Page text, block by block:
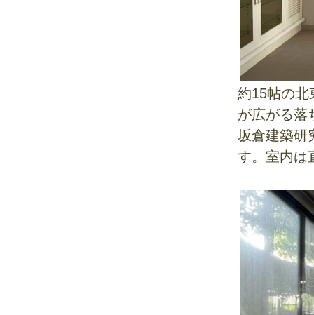
約15帖の北
が広がる落
坂倉建築研
す。室内は